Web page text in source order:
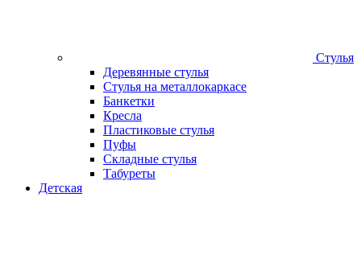
Стулья
Деревянные стулья
Стулья на металлокаркасе
Банкетки
Кресла
Пластиковые стулья
Пуфы
Складные стулья
Табуреты
Детская